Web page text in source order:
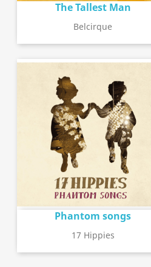
The Tallest Man
Belcirque
Phantom songs
17 Hippies